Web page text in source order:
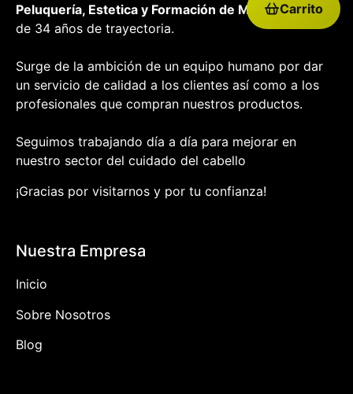
Peluquería, Estetica y Formación de Málagacon más
de 34 años de trayectoria.
Surge de la ambición de un equipo humano por dar
un servicio de calidad a los clientes así como a los
profesionales que compran nuestros productos.
Seguimos trabajando día a día para mejorar en
nuestro sector del cuidado del cabello
¡Gracias por visitarnos y por tu confianza!
Nuestra Empresa
Inicio
Sobre Nosotros
Blog
Carrito